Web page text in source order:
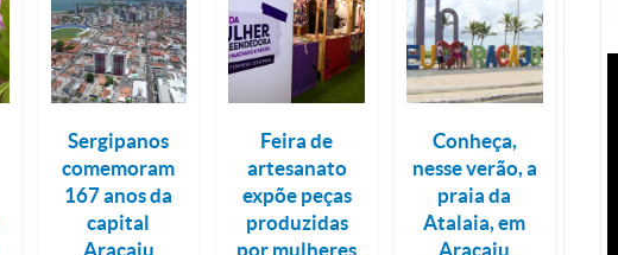
Sergipanos
comemoram
167 anos da
capital
Aracaju
Feira de
artesanato
expõe peças
produzidas
por mulheres
Conheça,
nesse verão, a
praia da
Atalaia, em
Aracaju